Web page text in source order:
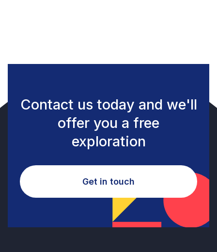
Contact us today and we'll
offer you a free
exploration
Get in touch